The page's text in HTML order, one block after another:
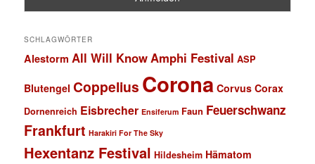
SCHLAGWÖRTER
Alestorm All Will KnowAmphi Festival ASP
Blutengel Coppelius Corona Corvus Corax
Dornenreich Eisbrecher Ensiferum Faun Feuerschwanz
Frankfurt Harakiri For The Sky
Hexentanz Festival Hildesheim Hämatom